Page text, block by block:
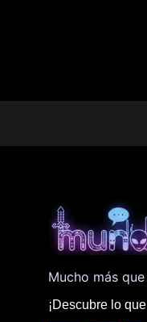
Mucho más
¡Descubre lo